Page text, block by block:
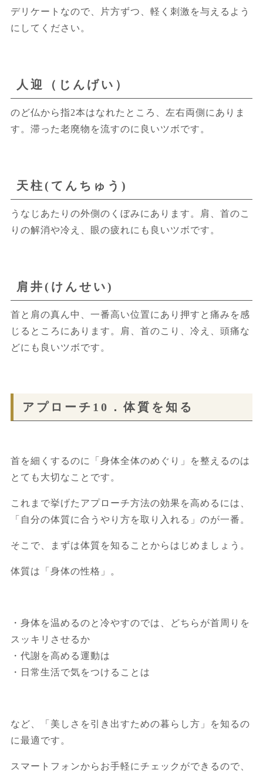
デリケートなので、片方ずつ、軽く刺激を与えるよう
にしてください。
人迎（じんげい）
のど仏から指2本はなれたところ、左右両側にありま
す。滞った老廃物を流すのに良いツボです。
天柱(てんちゅう)
うなじあたりの外側のくぼみにあります。肩、首のこ
りの解消や冷え、眼の疲れにも良いツボです。
肩井(けんせい)
首と肩の真ん中、一番高い位置にあり押すと痛みを感
じるところにあります。肩、首のこり、冷え、頭痛な
どにも良いツボです。
アプローチ10．体質を知る
首を細くするのに「身体全体のめぐり」を整えるのは
とても大切なことです。
これまで挙げたアプローチ方法の効果を高めるには、
「自分の体質に合うやり方を取り入れる」のが一番。
そこで、まずは体質を知ることからはじめましょう。
体質は「身体の性格」。
・身体を温めるのと冷やすのでは、どちらが首周りを
スッキリさせるか
・代謝を高める運動は
・日常生活で気をつけることは
など、「美しさを引き出すための暮らし方」を知るの
に最適です。
スマートフォンからお手軽にチェックができるので、